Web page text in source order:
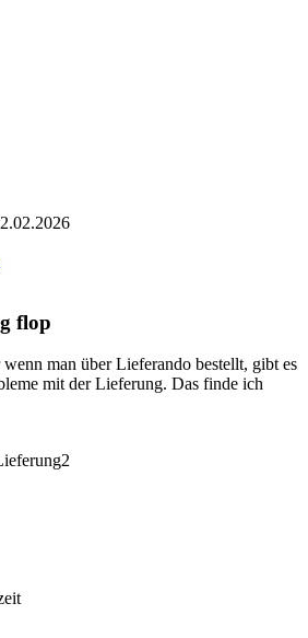
flop
wenn man über Lieferando bestellt, gibt es
mit der Lieferung. Das finde ich
2